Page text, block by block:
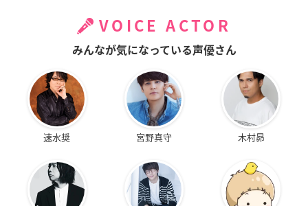
VOICE ACTOR
みんなが気になっている声優さん
速水奨 宮野真守 木村昴